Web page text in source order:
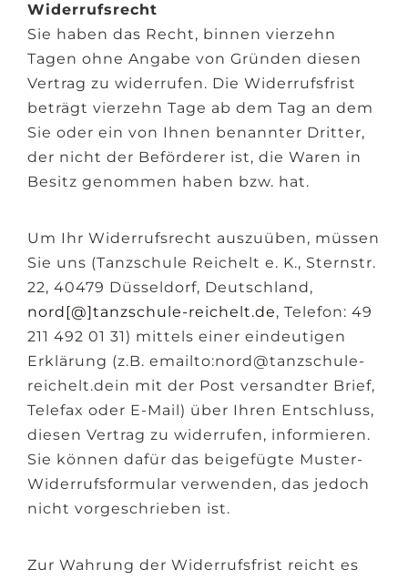
Kontakt
Shop
Widerrufsrecht
Sie haben das Recht, binnen vierzehn
Tagen ohne Angabe von Gründen diesen
Vertrag zu widerrufen. Die Widerrufsfrist
beträgt vierzehn Tage ab dem Tag an dem
Sie oder ein von Ihnen benannter Dritter,
der nicht der Beförderer ist, die Waren in
Besitz genommen haben bzw. hat.
Um Ihr Widerrufsrecht auszuüben, müssen
Sie uns (Tanzschule Reichelt e. K., Sternstr.
22, 40479 Düsseldorf, Deutschland,
nord[@]tanzschule-reichelt.de, Telefon: 49
211 492 01 31) mittels einer eindeutigen
Erklärung (z.B. emailto:nord@tanzschule-
reichelt.dein mit der Post versandter Brief,
Telefax oder E-Mail) über Ihren Entschluss,
diesen Vertrag zu widerrufen, informieren.
Sie können dafür das beigefügte Muster-
Widerrufsformular verwenden, das jedoch
nicht vorgeschrieben ist.
Zur Wahrung der Widerrufsfrist reicht es